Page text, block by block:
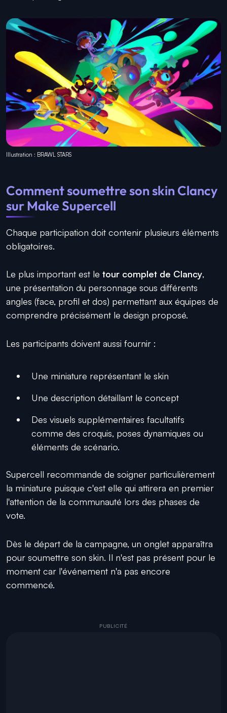
Illustration : BRAWL STARS
Comment soumettre son skin Clancy
sur Make Supercell
Chaque participation doit contenir plusieurs éléments
obligatoires.
Le plus important est le tour complet de Clancy,
une présentation du personnage sous différents
angles (face, profil et dos) permettant aux équipes de
comprendre précisément le design proposé.
Les participants doivent aussi fournir :
Une miniature représentant le skin
Une description détaillant le concept
Des visuels supplémentaires facultatifs
comme des croquis, poses dynamiques ou
éléments de scénario.
Supercell recommande de soigner particulièrement
la miniature puisque c'est elle qui attirera en premier
l'attention de la communauté lors des phases de
vote.
Dès le départ de la campagne, un onglet apparaîtra
pour soumettre son skin. Il n'est pas présent pour le
moment car l'événement n'a pas encore
commencé.